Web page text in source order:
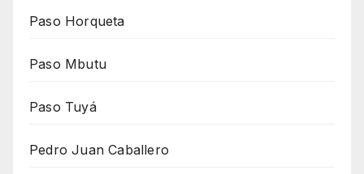
Paso Horqueta
Paso Mbutu
Paso Tuyá
Pedro Juan Caballero